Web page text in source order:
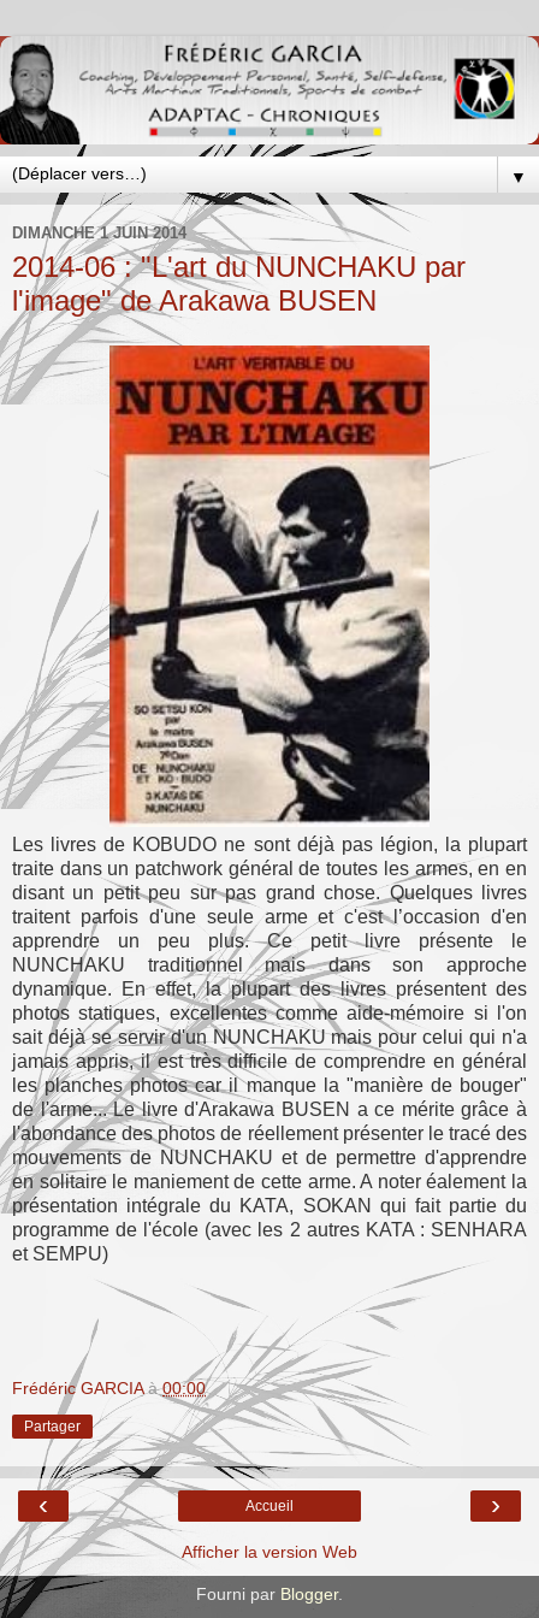
▼
DIMANCHE 1 JUIN 2014
2014-06 : "L'art du NUNCHAKU par
l'image" de Arakawa BUSEN
Les livres de KOBUDO ne sont déjà pas légion, la plupart
traite dans un patchwork général de toutes les armes, en en
disant un petit peu sur pas grand chose. Quelques livres
traitent parfois d'une seule arme et c'est l’occasion d'en
apprendre un peu plus. Ce petit livre présente le
NUNCHAKU traditionnel mais dans son approche
dynamique. En effet, la plupart des livres présentent des
photos statiques, excellentes comme aide-mémoire si l'on
sait déjà se servir d'un NUNCHAKU mais pour celui qui n'a
jamais appris, il est très difficile de comprendre en général
les planches photos car il manque la "manière de bouger"
de l'arme... Le livre d'Arakawa BUSEN a ce mérite grâce à
l'abondance des photos de réellement présenter le tracé des
mouvements de NUNCHAKU et de permettre d'apprendre
en solitaire le maniement de cette arme. A noter éalement la
présentation intégrale du KATA, SOKAN qui fait partie du
programme de l'école (avec les 2 autres KATA : SENHARA
et SEMPU)
Frédéric GARCIA à00:00
Partager
‹ ›
Accueil
Afficher la version Web
Fourni par Blogger.